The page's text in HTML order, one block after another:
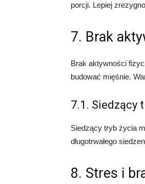
porcji. Lepiej
7. Brak
Brak aktywności
budować mięśnie.
7.1. Siedzący
Siedzący tryb życia
długotrwałego
8. Stres i